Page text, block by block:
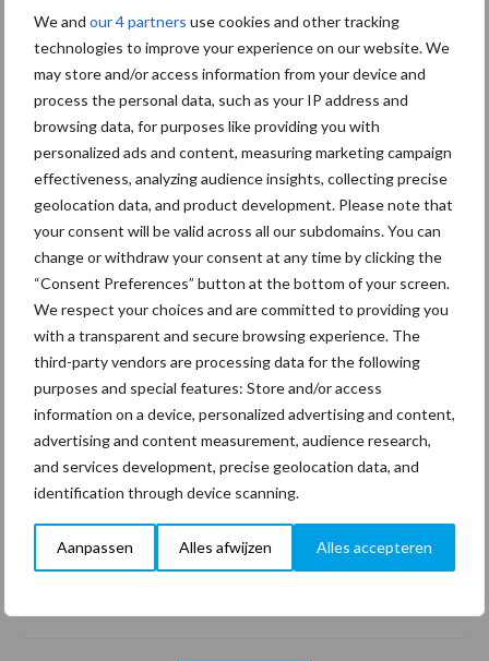
We and our 4 partners use cookies and other tracking
technologies to improve your experience on our website. We
may store and/or access information from your device and
process the personal data, such as your IP address and
browsing data, for purposes like providing you with
personalized ads and content, measuring marketing campaign
effectiveness, analyzing audience insights, collecting precise
geolocation data, and product development. Please note that
your consent will be valid across all our subdomains. You can
change or withdraw your consent at any time by clicking the
“Consent Preferences” button at the bottom of your screen.
We respect your choices and are committed to providing you
with a transparent and secure browsing experience. The
third-party vendors are processing data for the following
purposes and special features: Store and/or access
information on a device, personalized advertising and content,
advertising and content measurement, audience research,
and services development, precise geolocation data, and
identification through device scanning.
Aanpassen Alles afwijzen Alles accepteren
Primaire
Sidebar
Recent nieuws Partner nieuws
30 dec
Hervorming flexibele
arbeidscontracten kent mitsen en
maren
29 dec
Freddy van de Ridder Cleaners:
“Glazenwassen zit in m’n bloed,
maar innoveren is mijn toekomst”
24 dec
Friendship Sports Centre maakt
vrienden voor het leven
23 dec
Business Apps: breng rust in de
schoonmaakchaos
22 dec
Sportschool Saints & Stars moet
oud-schoonmakers alsnog betalen